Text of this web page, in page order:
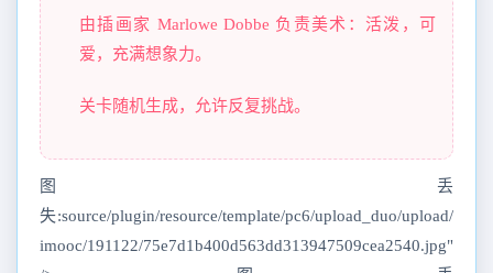
由插画家 Marlowe Dobbe 负责美术：活泼，可
爱，充满想象力。
关卡随机生成，允许反复挑战。
图丢
失:source/plugin/resource/template/pc6/upload_duo/upload/
imooc/191122/75e7d1b400d563dd313947509cea2540.jpg"